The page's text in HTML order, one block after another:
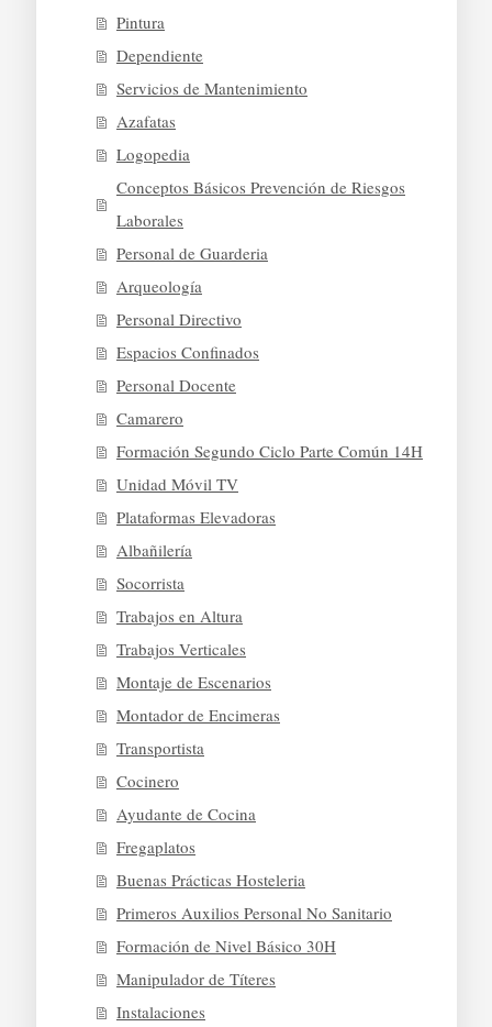
Pintura
Dependiente
Servicios de Mantenimiento
Azafatas
Logopedia
Conceptos Básicos Prevención de Riesgos
Laborales
Personal de Guarderia
Arqueología
Personal Directivo
Espacios Confinados
Personal Docente
Camarero
Formación Segundo Ciclo Parte Común 14H
Unidad Móvil TV
Plataformas Elevadoras
Albañilería
Socorrista
Trabajos en Altura
Trabajos Verticales
Montaje de Escenarios
Montador de Encimeras
Transportista
Cocinero
Ayudante de Cocina
Fregaplatos
Buenas Prácticas Hosteleria
Primeros Auxilios Personal No Sanitario
Formación de Nivel Básico 30H
Manipulador de Títeres
Instalaciones